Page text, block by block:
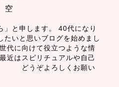
空
」と申します。 40代になり
たいと思いブログを始めまし
代に向けて役立つような情
近はスピリチュアルや自己
どうぞよろしくお願い